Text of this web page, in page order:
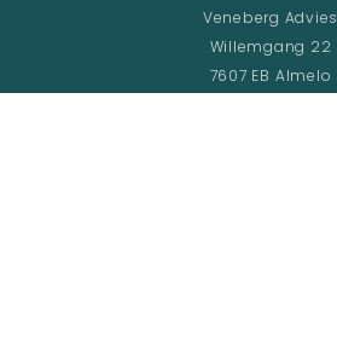
Veneberg Advies
Willemgang 22
7607 EB Almelo